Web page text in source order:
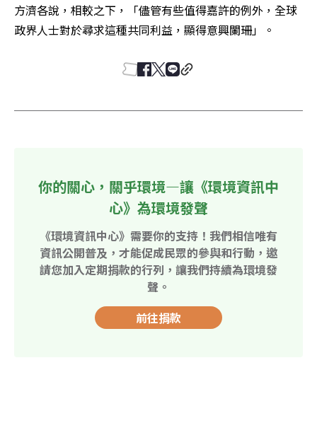
方濟各說，相較之下，「儘管有些值得嘉許的例外，全球
政界人士對於尋求這種共同利益，顯得意興闌珊」。
你的關心，關乎環境—讓《環境資訊中
心》為環境發聲
《環境資訊中心》需要你的支持！我們相信唯有
資訊公開普及，才能促成民眾的參與和行動，邀
請您加入定期捐款的行列，讓我們持續為環境發
聲。
前往捐款